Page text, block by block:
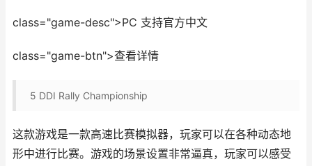
class="game-desc">PC 支持官方中文
class="game-btn">查看详情
5 DDI Rally Championship
这款游戏是一款高速比赛模拟器，玩家可以在各种动态地
形中进行比赛。游戏的场景设置非常逼真，玩家可以感受